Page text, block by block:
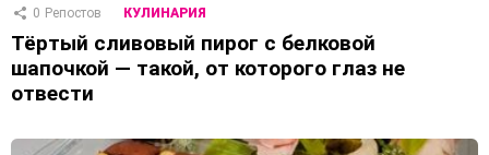
0 Репостов КУЛИНАРИЯ
Тёртый сливовый пирог с белковой
шапочкой — такой, от которого глаз не
отвести